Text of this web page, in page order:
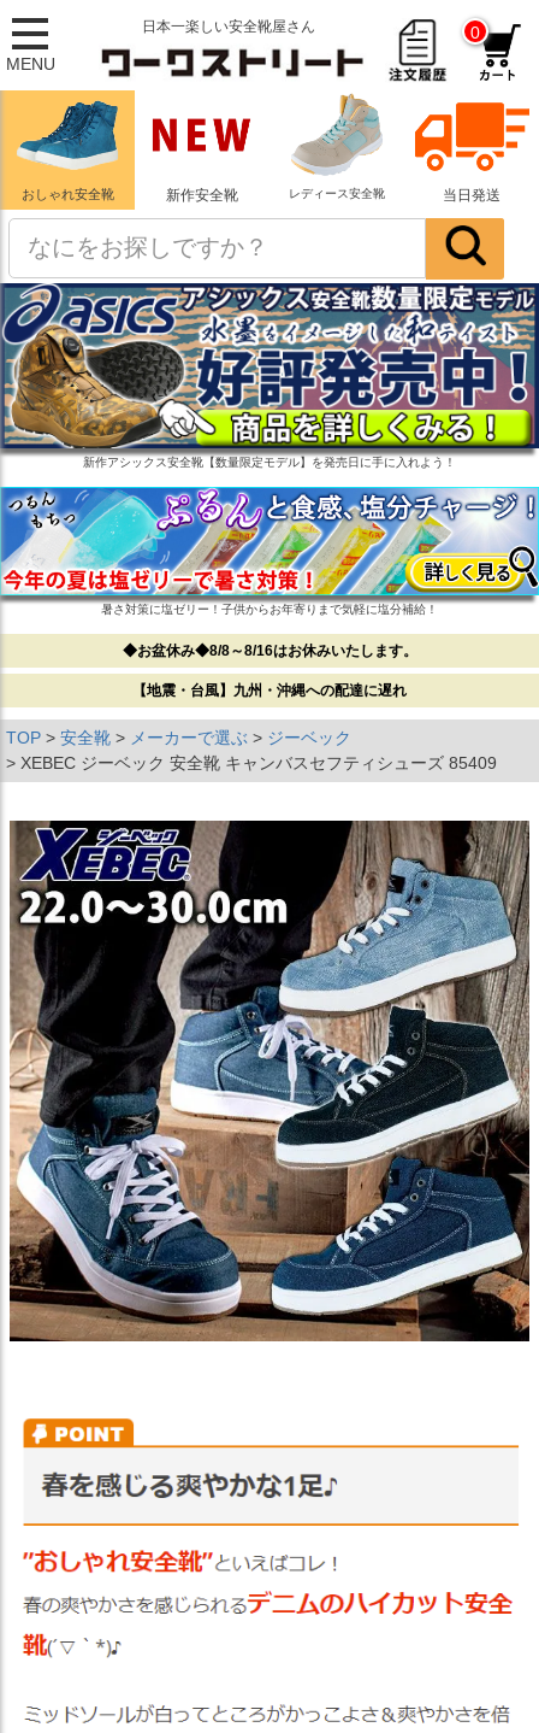
MENU
日本一楽しい安全靴屋さん 0
おしゃれ安全靴 新作安全靴 レディース安全靴 当日発送
新作アシックス安全靴【数量限定モデル】を発売日に手に入れよう！
暑さ対策に塩ゼリー！子供からお年寄りまで気軽に塩分補給！
◆お盆休み◆8/8～8/16はお休みいたします。
【地震・台風】九州・沖縄への配達に遅れ
TOP 安全靴 メーカーで選ぶ
ジーベック
XEBEC ジーベック 安全靴 キャンバスセフティシューズ 85409